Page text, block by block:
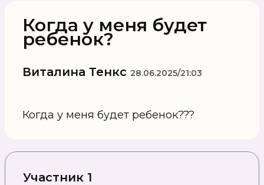
Когда у меня будет
ребенок?
Виталина Тенкс 28.06.2025/21:03
Когда у меня будет ребенок???
Участник 1